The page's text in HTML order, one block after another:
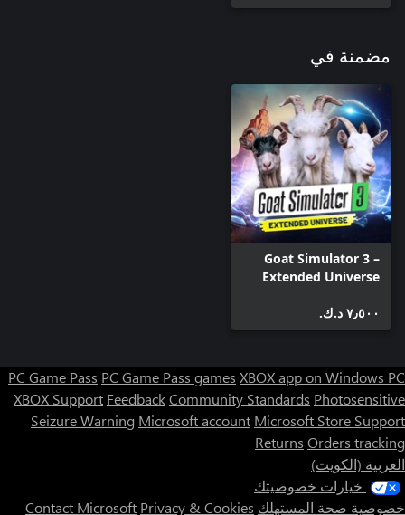
مضمنة في
Goat Simulator 3 –
Extended Universe
Edition
٧٫٥٠٠ د.ك.‏
PC Game Pass PC Game Pass games XBOX app on Windows PC
XBOX Support FeedbackCommunity Standards Photosensitive
Seizure Warning Microsoft account Microsoft Store Support
Returns Orders tracking
العربية (الكويت)
خيارات خصوصيتك
خصوصية صحة المستهلك
Contact Microsoft Privacy & Cookies